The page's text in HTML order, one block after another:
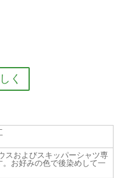
スおよびスキッパーシャツ専
お好みの色で後染めして一